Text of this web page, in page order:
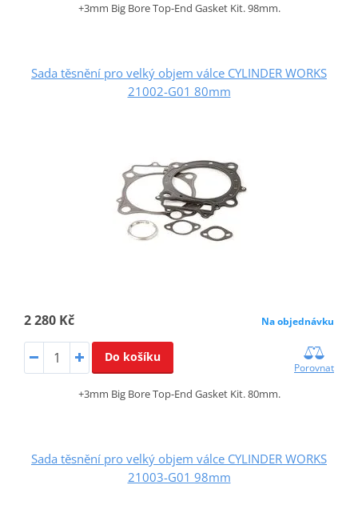
+3mm Big Bore Top-End Gasket Kit. 98mm.
Sada těsnění pro velký objem válce CYLINDER WORKS
21002-G01 80mm
2 280 Kč Na objednávku
Do košíku
Porovnat
+3mm Big Bore Top-End Gasket Kit. 80mm.
Sada těsnění pro velký objem válce CYLINDER WORKS
21003-G01 98mm